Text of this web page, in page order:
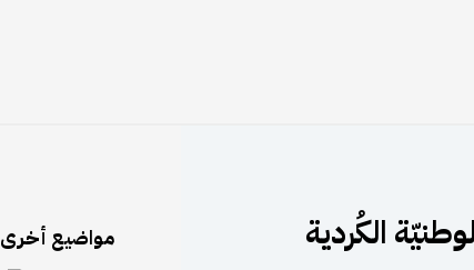
الكُردية مواضيع أخرى